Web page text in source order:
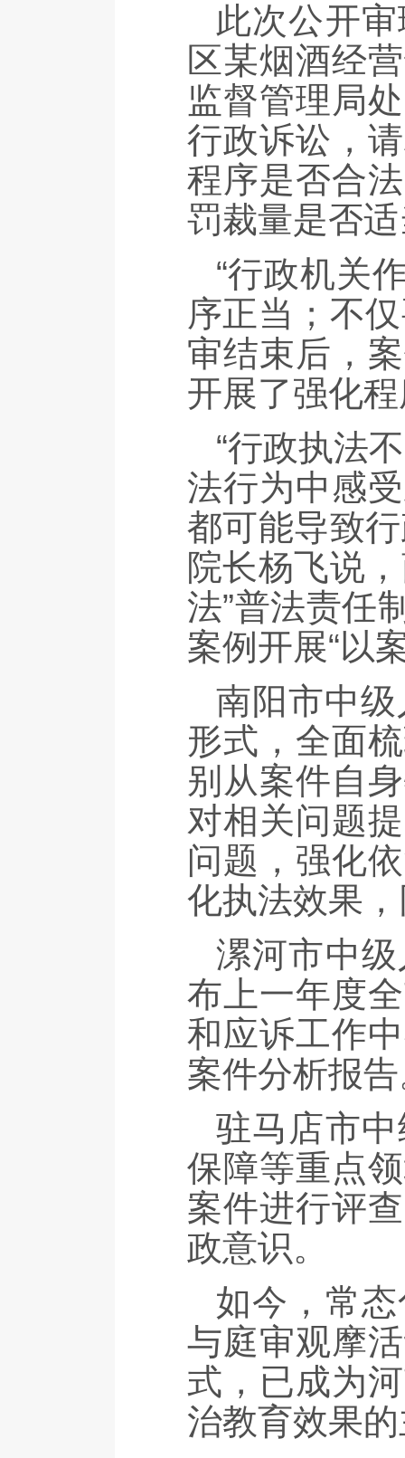
此次公开
区某烟酒经
监督管理局
行政诉讼，
程序是否合
罚裁量是否
“行政机关
序正当；不
审结束后，
开展了强化
“行政执法
法行为中感
都可能导致
院长杨飞说
法”普法责任
案例开展“以
南阳市中
形式，全面
别从案件自
对相关问题
问题，强化
化执法效果
漯河市中
布上一年度
和应诉工作
案件分析报
驻马店市
保障等重点
案件进行评
政意识。
如今，常
与庭审观摩
式，已成为
治教育效果